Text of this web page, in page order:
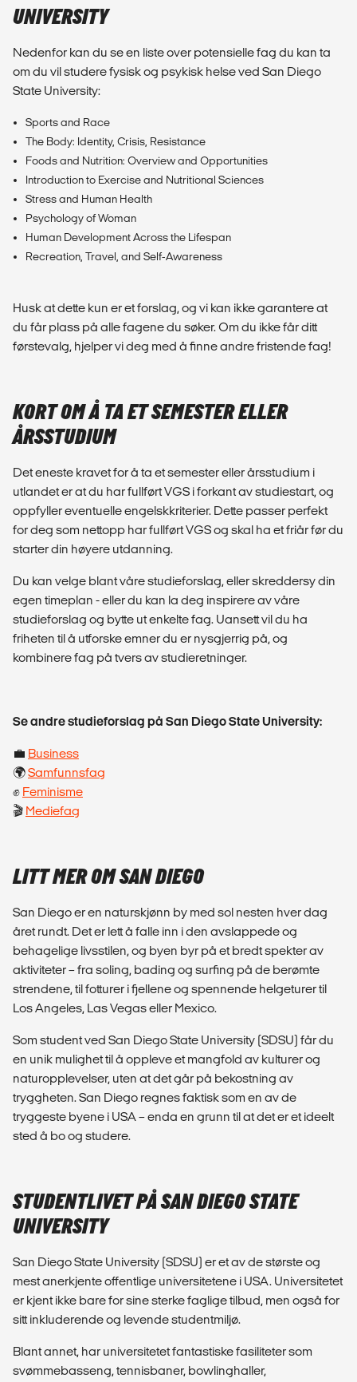
UNIVERSITY
Nedenfor kan du se en liste over potensielle fag du kan ta
om du vil studere fysisk og psykisk helse ved San Diego
State University:
Sports and Race
The Body: Identity, Crisis, Resistance
Foods and Nutrition: Overview and Opportunities
Introduction to Exercise and Nutritional Sciences
Stress and Human Health
Psychology of Woman
Human Development Across the Lifespan
Recreation, Travel, and Self-Awareness
Husk at dette kun er et forslag, og vi kan ikke garantere at
du får plass på alle fagene du søker. Om du ikke får ditt
førstevalg, hjelper vi deg med å finne andre fristende fag!
KORT OM Å TA ET SEMESTER ELLER
ÅRSSTUDIUM
Det eneste kravet for å ta et semester eller årsstudium i
utlandet er at du har fullført VGS i forkant av studiestart, og
oppfyller eventuelle engelskkriterier. Dette passer perfekt
for deg som nettopp har fullført VGS og skal ha et friår før du
starter din høyere utdanning.
Du kan velge blant våre studieforslag, eller skreddersy din
egen timeplan - eller du kan la deg inspirere av våre
studieforslag og bytte ut enkelte fag. Uansett vil du ha
friheten til å utforske emner du er nysgjerrig på, og
kombinere fag på tvers av studieretninger.
Se andre studieforslag på San Diego State University:
💼 Business
🌍Samfunnsfag
✊ Feminisme
🎬 Mediefag
LITT MER OM SAN DIEGO
San Diego er en naturskjønn by med sol nesten hver dag
året rundt. Det er lett å falle inn i den avslappede og
behagelige livsstilen, og byen byr på et bredt spekter av
aktiviteter – fra soling, bading og surfing på de berømte
strendene, til fotturer i fjellene og spennende helgeturer til
Los Angeles, Las Vegas eller Mexico.
Som student ved San Diego State University (SDSU) får du
en unik mulighet til å oppleve et mangfold av kulturer og
naturopplevelser, uten at det går på bekostning av
tryggheten. San Diego regnes faktisk som en av de
tryggeste byene i USA – enda en grunn til at det er et ideelt
sted å bo og studere.
STUDENTLIVET PÅ SAN DIEGO STATE
UNIVERSITY
San Diego State University (SDSU) er et av de største og
mest anerkjente offentlige universitetene i USA. Universitetet
er kjent ikke bare for sine sterke faglige tilbud, men også for
sitt inkluderende og levende studentmiljø.
Blant annet, har universitetet fantastiske fasiliteter som
svømmebasseng, tennisbaner, bowlinghaller,